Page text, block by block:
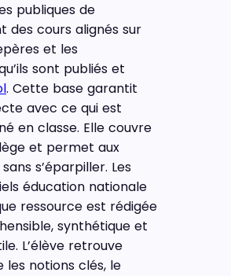
publiques de
des cours alignés sur
et les
sont publiés et
. Cette base garantit
avec ce qui est
en classe. Elle couvre
et permet aux
s’éparpiller. Les
éducation nationale
ressource est rédigée
synthétique et
L’élève retrouve
les notions clés, le